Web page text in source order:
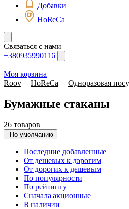
Добавки
HoReCa
Связаться с нами
+380935990116
Моя корзина
Roov
HoReCa Одноразовая
Бумажные стаканы
26 товаров
По умолчанию
Последние добавленные
От дешевых к дорогим
От дорогих к дешевым
По популярности
По рейтингу
Сначала акционные
В наличии